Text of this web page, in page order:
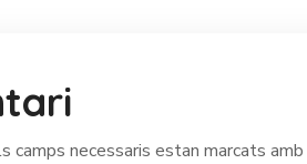
camps necessaris estan marcats amb